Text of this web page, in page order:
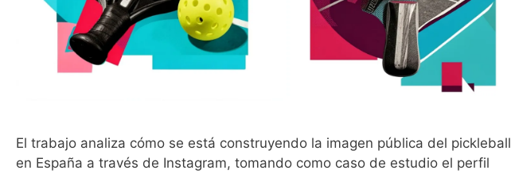
El trabajo analiza cómo se está construyendo la imagen pública del pickleball
en España a través de Instagram, tomando como caso de estudio el perfil